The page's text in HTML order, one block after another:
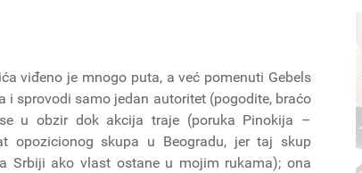
viđeno je mnogo puta, a već pomenuti Gebels
sprovodi samo jedan autoritet (pogodite, braćo
u obzir dok akcija traje (poruka Pinokija –
opozicionog skupa u Beogradu, jer taj skup
Srbiji ako vlast ostane u mojim rukama); ona